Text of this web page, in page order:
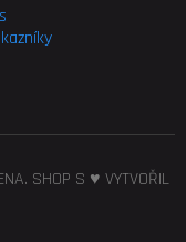
SHOP S ♥ VYTVOŘIL